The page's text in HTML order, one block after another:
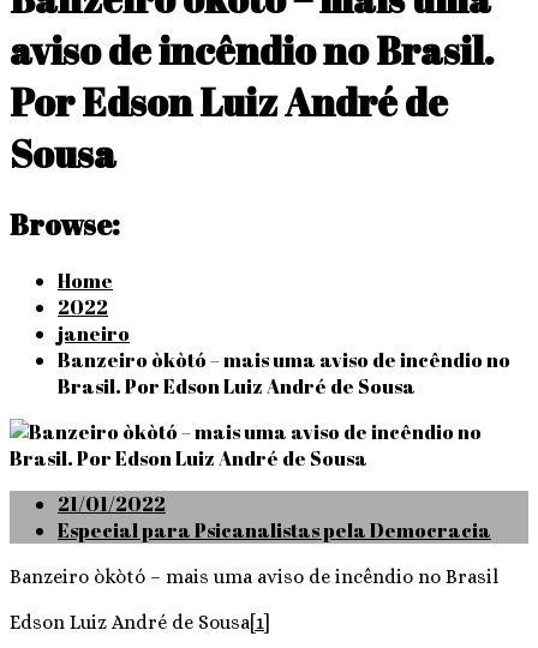
aviso de incêndio no Brasil.
Por Edson Luiz André de
Sousa
Browse:
Home
2022
janeiro
Banzeiro òkòtó – mais uma aviso de incêndio no
Brasil. Por Edson Luiz André de Sousa
Posted
on
21/01/2022
Especial para Psicanalistas pela Democracia
Banzeiro òkòtó – mais uma aviso de incêndio no Brasil
Edson Luiz André de Sousa[1]